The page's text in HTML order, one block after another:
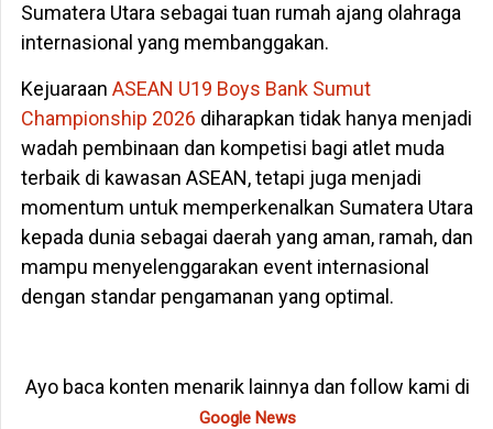
Sumatera Utara sebagai tuan rumah ajang olahraga
internasional yang membanggakan.
Kejuaraan ASEAN U19 Boys Bank Sumut
Championship 2026 diharapkan tidak hanya menjadi
wadah pembinaan dan kompetisi bagi atlet muda
terbaik di kawasan ASEAN, tetapi juga menjadi
momentum untuk memperkenalkan Sumatera Utara
kepada dunia sebagai daerah yang aman, ramah, dan
mampu menyelenggarakan event internasional
dengan standar pengamanan yang optimal.
Ayo baca konten menarik lainnya dan follow kami di
Google News